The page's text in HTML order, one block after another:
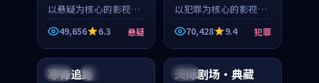
以悬疑为核心的影视作
品，围绕危机、反转与
人物成长展开，整体节
奏紧凑，值得推荐观
看。
49,656 6.3 悬疑
以犯罪为核心的影视作
品，围绕危机、反转与
人物成长展开，整体节
奏紧凑，值得推荐观
70,428 9.4 犯罪
中国 院线
寒锋追踪
韩国
天际剧场·典藏